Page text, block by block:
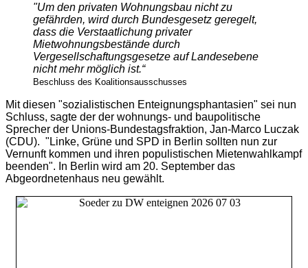
"Um den privaten Wohnungsbau nicht zu
gefährden, wird durch Bundesgesetz geregelt,
dass die Verstaatlichung privater
Mietwohnungsbestände durch
Vergesellschaftungsgesetze auf Landesebene
nicht mehr möglich ist.“
Beschluss des Koalitionsausschusses
Mit diesen "sozialistischen Enteignungsphantasien" sei nun
Schluss, sagte der der wohnungs- und baupolitische
Sprecher der Unions-Bundestagsfraktion, Jan-Marco Luczak
(CDU). "Linke, Grüne und SPD in Berlin sollten nun zur
Vernunft kommen und ihren populistischen Mietenwahlkampf
beenden". In Berlin wird am 20. September das
Abgeordnetenhaus neu gewählt.